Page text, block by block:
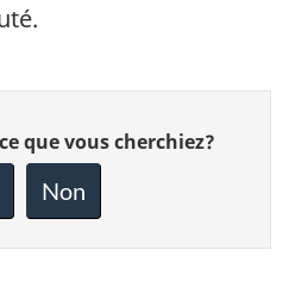
que vous cherchiez?
Non